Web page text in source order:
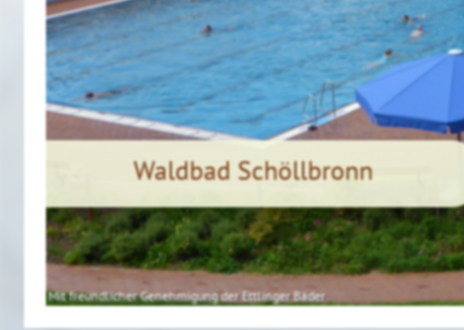
Mit freundlicher Genehmigung der Ettlinger Bäder
Waldbad Schöllbronn